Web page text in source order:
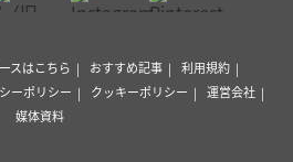
スはこちら おすすめ記事
利用規約
ーポリシー クッキーポリシー
運営会社
媒体資料